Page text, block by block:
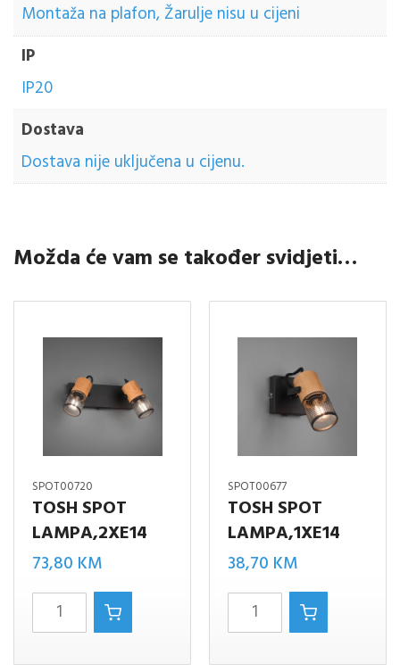
Montaža na plafon, Žarulje nisu u cijeni
IP
IP20
Dostava
Dostava nije uključena u cijenu.
Možda će vam se također svidjeti…
SPOT00720
TOSH SPOT
LAMPA,2XE14
73,80 KM
TOSH
SPOT
LAMPA,2XE14
SPOT00677
TOSH SPOT
LAMPA,1XE14
38,70 KM
TOSH
SPOT
LAMPA,1XE14